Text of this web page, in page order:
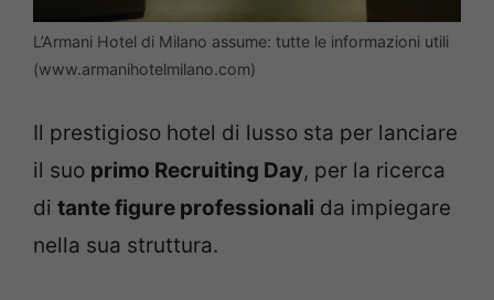
L’Armani Hotel di Milano assume: tutte le informazioni utili
(www.armanihotelmilano.com)
Il prestigioso hotel di lusso sta per lanciare
il suo primo Recruiting Day, per la ricerca
di tante figure professionali da impiegare
nella sua struttura.